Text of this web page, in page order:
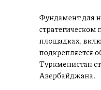
Фундамент для
площадках,
подкрепляется
Туркменистан
Азербайджана.